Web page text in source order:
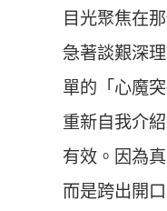
目光聚焦在
急著談艱深
單的「心魔
重新自我介
有效。因為
而是跨出開